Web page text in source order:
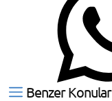
Benzer Konular